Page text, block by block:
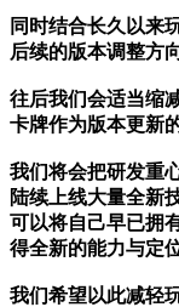
同时结合长久以来
后续的版本调整方
往后我们会适当缩
卡牌作为版本更新
我们将会把研发重
陆续上线大量全新
可以将自己早已拥
得全新的能力与定位
我们希望以此减轻